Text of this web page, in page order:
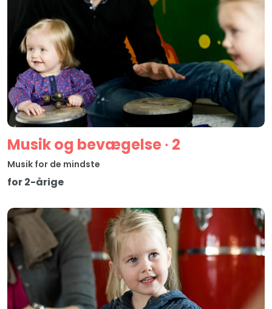
Musik og bevægelse ∙ 2
Musik for de mindste
for 2-årige